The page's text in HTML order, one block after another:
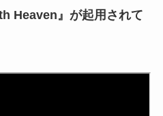
Heaven』が起用されて